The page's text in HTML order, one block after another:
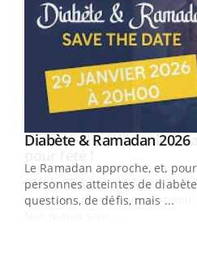
Youtube
Diabète & Ramadan 2026
Le Ramadan approche, et,
personnes atteintes de
questions, de défis, mais ...